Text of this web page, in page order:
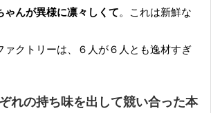
ゃんが異様に凛々しくて。これは新鮮な
ァクトリーは、６人が６人とも逸材すぎ
れの持ち味を出して競い合った本